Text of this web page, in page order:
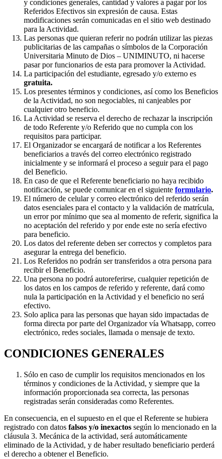
y condiciones generales, cantidad y valores a pagar por los
Referidos Efectivos sin expresión de causa. Estas
modificaciones serán comunicadas en el sitio web destinado
para la Actividad.
Las personas que quieran referir no podrán utilizar las piezas
publicitarias de las campañas o símbolos de la Corporación
Universitaria Minuto de Dios – UNIMINUTO, ni hacerse
pasar por funcionarios de esta para promover la Actividad.
La participación del estudiante, egresado y/o externo es
gratuita.
Los presentes términos y condiciones, así como los Beneficios
de la Actividad, no son negociables, ni canjeables por
cualquier otro beneficio.
La Actividad se reserva el derecho de rechazar la inscripción
de todo Referente y/o Referido que no cumpla con los
requisitos para participar.
El Organizador se encargará de notificar a los Referentes
beneficiarios a través del correo electrónico registrado
inicialmente y se informará el proceso a seguir para el pago
del Beneficio.
En caso de que el Referente beneficiario no haya recibido
notificación, se puede comunicar en el siguiente formulario.
El número de celular y correo electrónico del referido serán
datos esenciales para el contacto y la validación de matrícula,
un error por mínimo que sea al momento de referir, significa la
no aceptación del referido y por ende este no sería efectivo
para beneficio.
Los datos del referente deben ser correctos y completos para
asegurar la entrega del beneficio.
Los Referidos no podrán ser transferidos a otra persona para
recibir el Beneficio.
Una persona no podrá autoreferirse, cualquier repetición de
los datos en los campos de referido y referente, dará como
nula la participación en la Actividad y el beneficio no será
efectivo.
Solo aplica para las personas que hayan sido impactadas de
forma directa por parte del Organizador vía Whatsapp, correo
electrónico, redes sociales, llamada o mensaje de texto.
CONDICIONES GENERALES
Sólo en caso de cumplir los requisitos mencionados en los
términos y condiciones de la Actividad, y siempre que la
información proporcionada sea correcta, las personas
registradas serán consideradas como Referentes.
En consecuencia, en el supuesto en el que el Referente se hubiera
registrado con datos falsos y/o inexactos según lo mencionado en la
cláusula 3. Mecánica de la actividad, será automáticamente
eliminado de la Actividad, y de haber resultado beneficiario perderá
el derecho a obtener el Beneficio.